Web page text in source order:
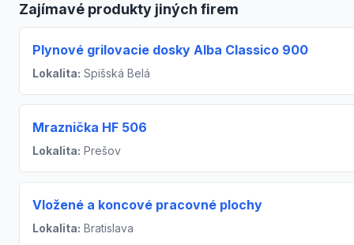
Zajímavé produkty jiných firem
Plynové grilovacie dosky Alba Classico 900
Lokalita: Spišská Belá
Mraznička HF 506
Lokalita: Prešov
Vložené a koncové pracovné plochy
Lokalita: Bratislava